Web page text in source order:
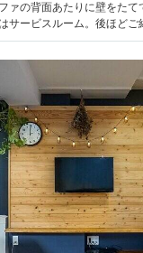
ァの背面あたりに壁をた
サービスルーム。後ほどご